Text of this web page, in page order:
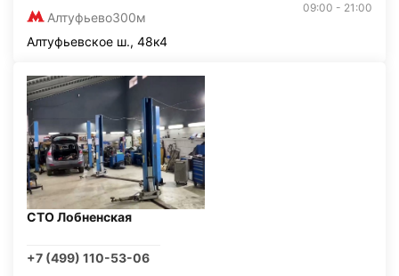
Алтуфьево300м
09:00 - 21:00
Алтуфьевское ш., 48к4
СТО Лобненская
+7 (499) 110-53-06